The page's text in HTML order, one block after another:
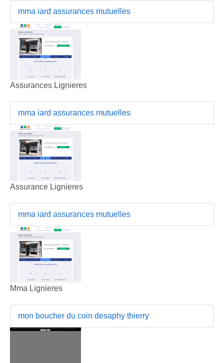
mma iard assurances mutuelles
Assurances Lignieres
mma iard assurances mutuelles
Assurance Lignieres
mma iard assurances mutuelles
Mma Lignieres
mon boucher du coin desaphy thierry